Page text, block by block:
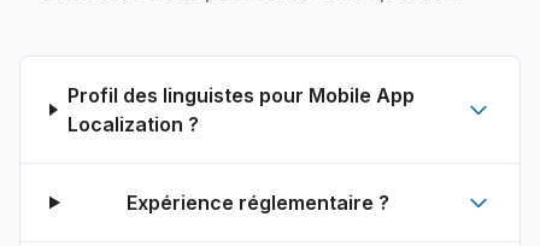
Profil des linguistes pour Mobile App
Localization ?
Expérience réglementaire ?